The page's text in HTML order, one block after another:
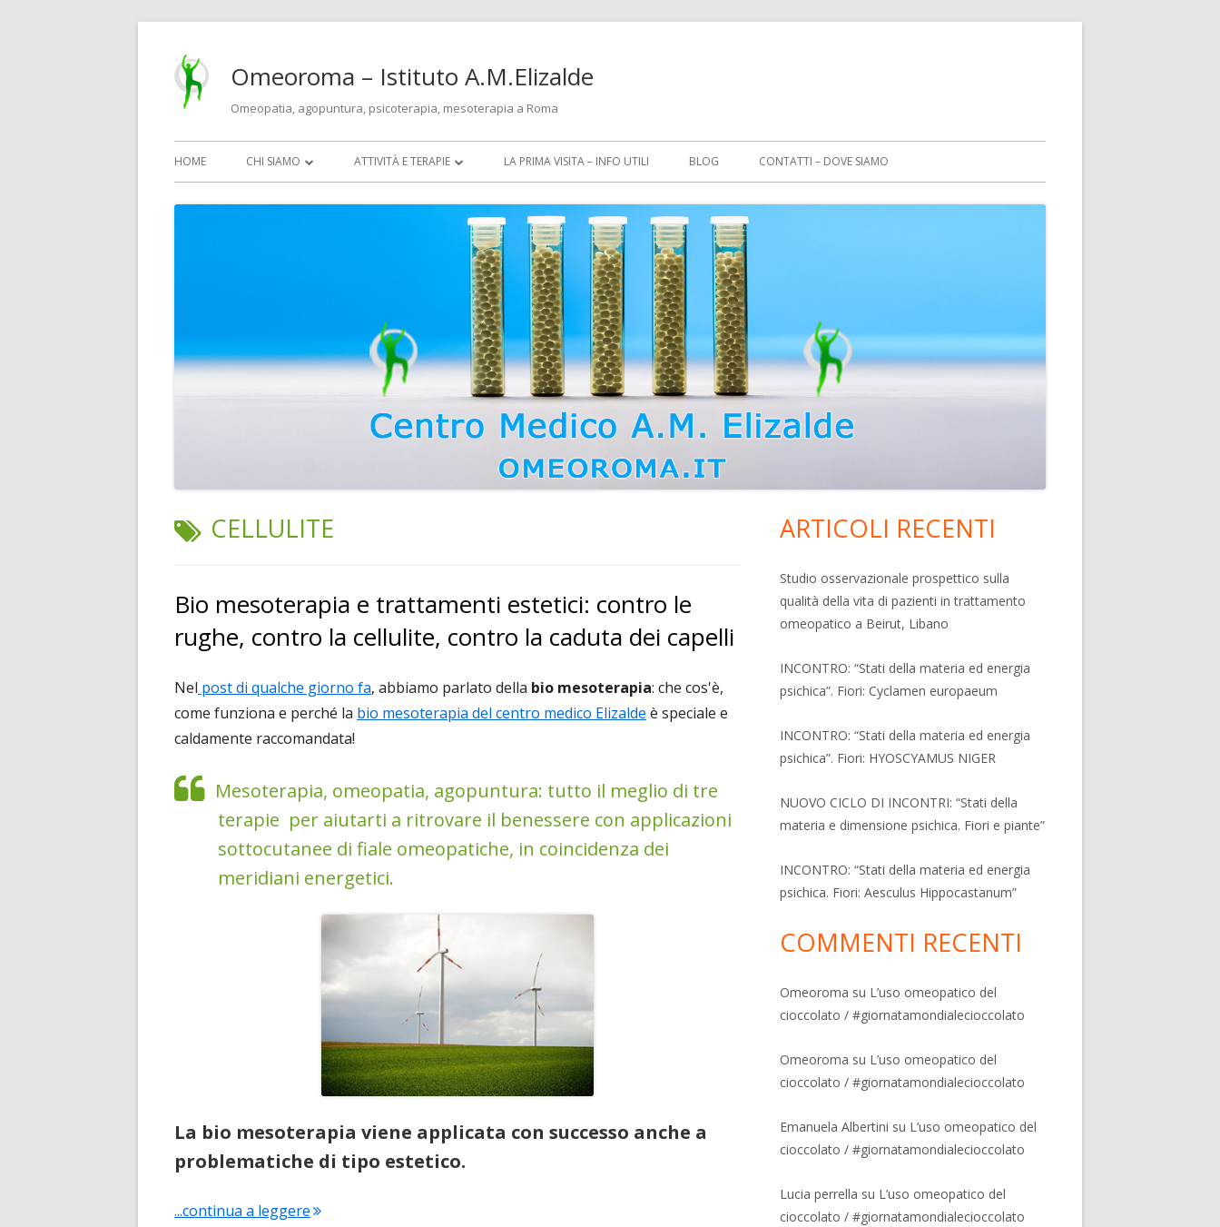
Omeoroma – Istituto A.M.Elizalde
Omeopatia, agopuntura, psicoterapia, mesoterapia a Roma
Menu
principale
HOME CHI SIAMO ATTIVITÀ E TERAPIE
CORSI PER PROFESSIONISTI (CREDITI
ECM)
LA PRIMA VISITA – INFO UTILI BLOG CONTATTI – DOVE SIAMO
TAG:
CELLULITE
Bio mesoterapia e trattamenti estetici: contro le
rughe, contro la cellulite, contro la caduta dei capelli
Nel post di qualche giorno fa, abbiamo parlato della bio mesoterapia: che cos'è,
come funziona e perché la bio mesoterapia del centro medico Elizalde è speciale e
caldamente raccomandata!
Mesoterapia, omeopatia, agopuntura: tutto il meglio di tre
terapie per aiutarti a ritrovare il benessere con applicazioni
sottocutanee di fiale omeopatiche, in coincidenza dei
meridiani energetici.
La bio mesoterapia viene applicata con successo anche a
problematiche di tipo estetico.
...continua a leggere"Bio mesoterapia e trattamenti estetici: contro le rughe, contro la cellulite, contro la caduta dei capelli"
Barra
laterale
principale
ARTICOLI RECENTI
Studio osservazionale prospettico sulla
qualità della vita di pazienti in trattamento
omeopatico a Beirut, Libano
INCONTRO: “Stati della materia ed energia
psichica”. Fiori: Cyclamen europaeum
INCONTRO: “Stati della materia ed energia
psichica”. Fiori: HYOSCYAMUS NIGER
NUOVO CICLO DI INCONTRI: “Stati della
materia e dimensione psichica. Fiori e piante”
INCONTRO: “Stati della materia ed energia
psichica. Fiori: Aesculus Hippocastanum”
COMMENTI RECENTI
Omeoroma su L’uso omeopatico del
cioccolato / #giornatamondialecioccolato
Omeoroma su L’uso omeopatico del
cioccolato / #giornatamondialecioccolato
Emanuela Albertini su L’uso omeopatico del
cioccolato / #giornatamondialecioccolato
Lucia perrella su L’uso omeopatico del
cioccolato / #giornatamondialecioccolato